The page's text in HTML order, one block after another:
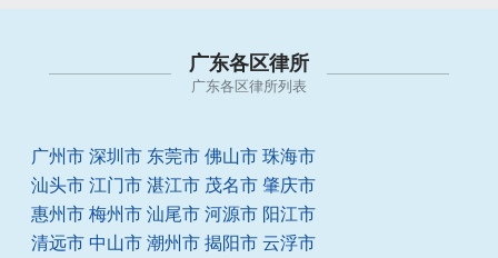
广东各区律所
广东各区律所列表
广州市 深圳市 东莞市 佛山市 珠海市
汕头市 江门市 湛江市 茂名市 肇庆市
惠州市 梅州市 汕尾市 河源市 阳江市
清远市 中山市 潮州市 揭阳市 云浮市